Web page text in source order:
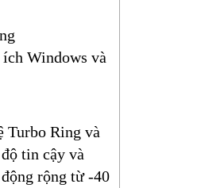
Windows và
Turbo Ring và
tin cậy và
rộng từ -40